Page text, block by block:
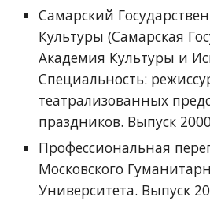
Самарский
Культуры (Самарская
Академия Культуры и
Специальность:
театрализованных
праздников. Выпуск
Профессиональная
Московского
Университета. Выпуск